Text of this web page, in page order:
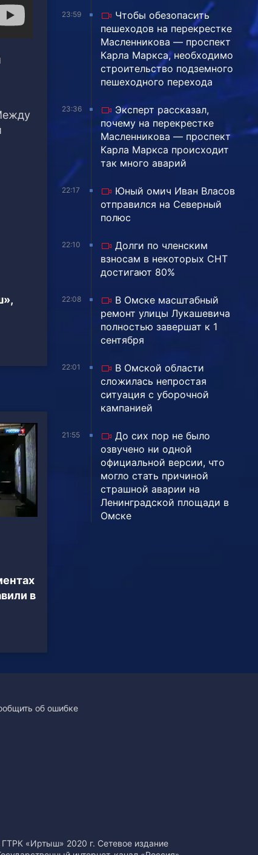
в
23:59
Чтобы обезопасить
пешеходов на перекрестке
Масленникова — проспект
Карла Маркса, необходимо
строительство подземного
пешеходного перехода
23:36
Эксперт рассказал,
почему на перекрестке
Масленникова — проспект
Карла Маркса происходит
так много аварий
22:17
Юный омич Иван Власов
отправился на Северный
полюс
22:10
Долги по членским
взносам в некоторых СНТ
достигают 80%
22:08
В Омске масштабный
ремонт улицы Лукашевича
полностью завершат к 1
сентября
22:01
В Омской области
сложилась непростая
ситуация с уборочной
кампанией
21:55
До сих пор не было
озвучено ни одной
официальной версии, что
могло стать причиной
страшной аварии на
Ленинградской площади в
Омске
об ошибке
«Иртыш» 2020 г. Сетевое издание